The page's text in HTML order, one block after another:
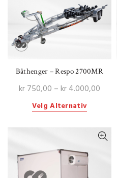
Båthenger – Respo 2700MR
kr750,00 –kr4.000,00
kr
Velg AlternativDette
flere
varianter.